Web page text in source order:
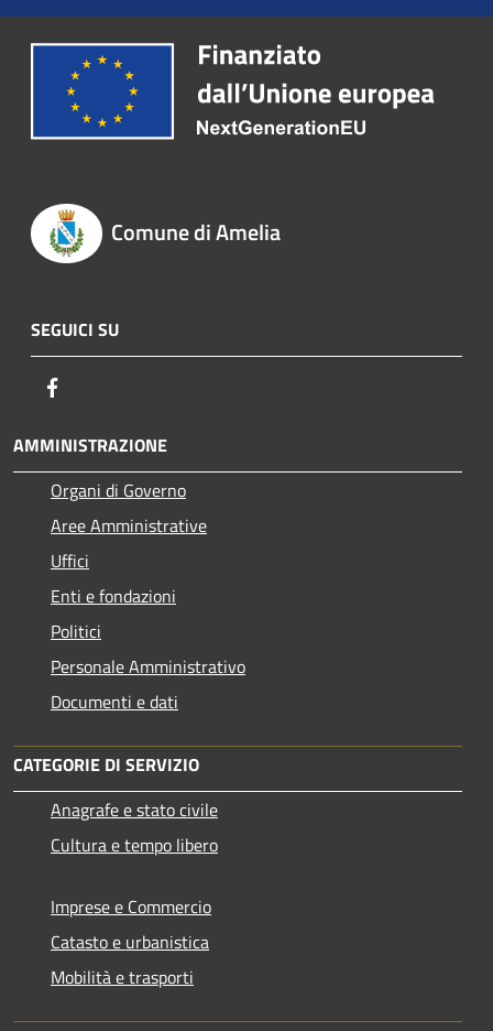
Comune di Amelia
SEGUICI SU
AMMINISTRAZIONE
Organi di Governo
Aree Amministrative
Uffici
Enti e fondazioni
Politici
Personale Amministrativo
Documenti e dati
CATEGORIE DI SERVIZIO
Anagrafe e stato civile
Cultura e tempo libero
Imprese e Commercio
Catasto e urbanistica
Mobilità e trasporti